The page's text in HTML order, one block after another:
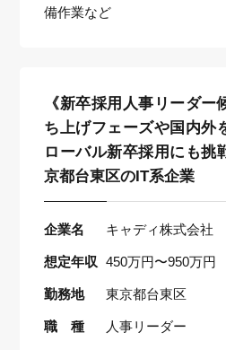
備作業など
《新卒採用人事リーダー
ち上げフェーズや国内外
ローバル新卒採用にも挑
京都台東区のIT系企業
企業名 キャディ株式会社
想定年収 450万円〜950万円
勤務地 東京都台東区
職 種 人事リーダー